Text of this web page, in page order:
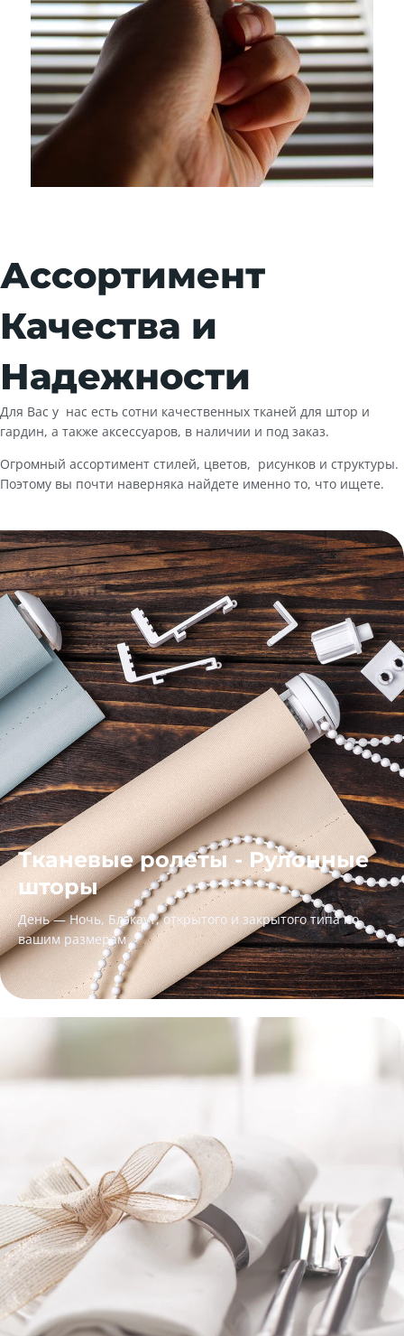
Ассортимент
Качества и
Надежности
Для Вас у нас есть сотни качественных тканей для штор и
гардин, а также аксессуаров, в наличии и под заказ.
Огромный ассортимент стилей, цветов, рисунков и структуры.
Поэтому вы почти наверняка найдете именно то, что ищете.
Тканевые ролеты - Рулонные
шторы
День — Ночь, Блэкаут, открытого и закрытого типа по
вашим размерам